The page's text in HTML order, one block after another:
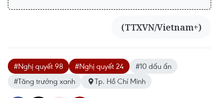
(TTXVN/Vietnam+)
#Nghị quyết 98 #Nghị quyết 24
#10 dấu ấn
#Tăng trưởng xanh
Tp. Hồ Chí Minh